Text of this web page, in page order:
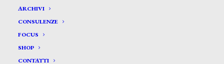
ARCHIVI
CONSULENZE
FOCUS
SHOP
CONTATTI
Tojetti Virgilio